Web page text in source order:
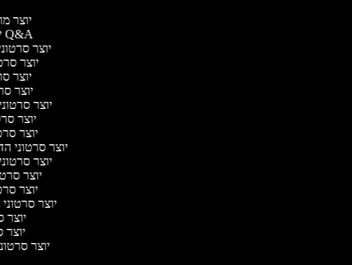
יוצר
יוצר סרטוני Q&A
יוצר
יוצר
יוצר
יוצר
יוצר
יוצר
יוצר
יוצר סרטוני
יוצר
יוצר
יוצר
יוצר
יוצר
יוצר
יוצר